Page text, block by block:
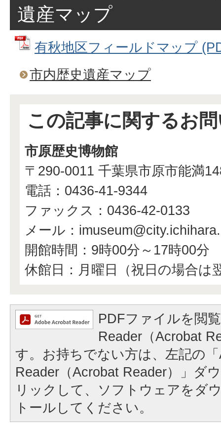
遺産マップ
有秋地区フィールドマップ
市内歴史遺産マップ
この記事に関するお
市原歴史博物館
〒290-0011 千葉県市原市能満
電話：0436-41-9344
ファックス：0436-42-0133
メール：
開館時間：9時00分～17時00分
休館日：月曜日（祝日の場合は
PDFファイルを閲
Reader（Acrobat
す。お持ちでない方は、左記の
Reader（Acrobat Reader）」ダ
リックして、ソフトウェアをダ
トールしてください。